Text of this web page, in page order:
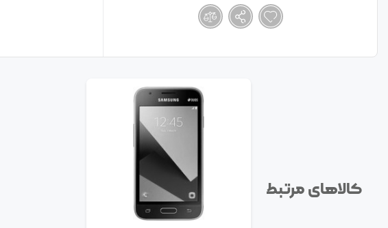
کالاهای مرتبط